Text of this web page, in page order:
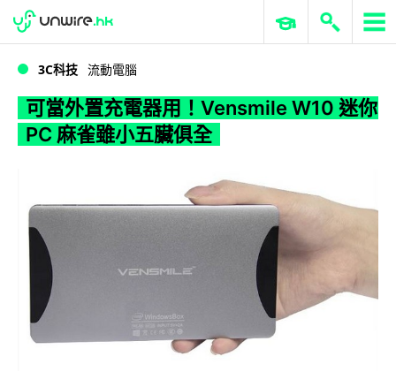
WWDC 2026 ERP 與商業 AI
3C科技 流動電腦
可當外置充電器用！Vensmile W10 迷你
PC 麻雀雖小五臟俱全